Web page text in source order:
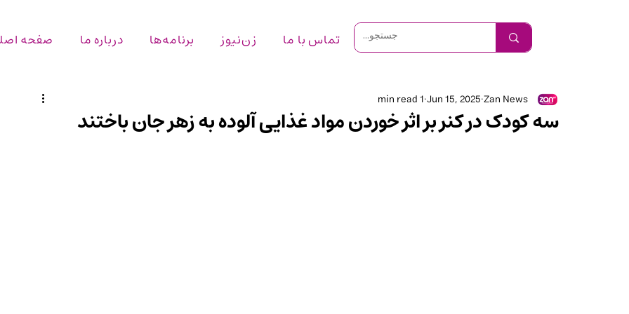
صفحه درباره ما برنامه‌ها زن‌نیوز تماس با ما
سه کودک در کنر بر اثر خوردن مواد غذایی آلوده به زهر جان باختند
Zan News
Jun 15, 2025
1 min read